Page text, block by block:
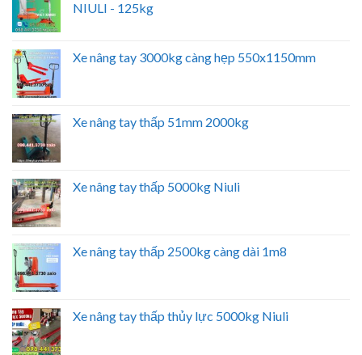
NIULI - 125kg
Xe nâng tay 3000kg càng hẹp 550x1150mm
Xe nâng tay thấp 51mm 2000kg
Xe nâng tay thấp 5000kg Niuli
Xe nâng tay thấp 2500kg càng dài 1m8
Xe nâng tay thấp thủy lực 5000kg Niuli